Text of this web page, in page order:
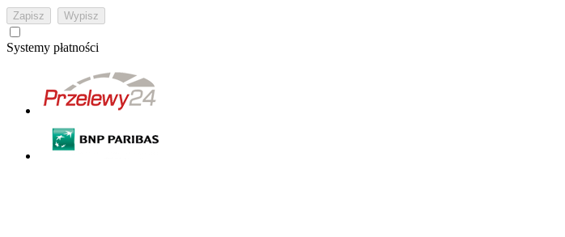
Systemy płatności